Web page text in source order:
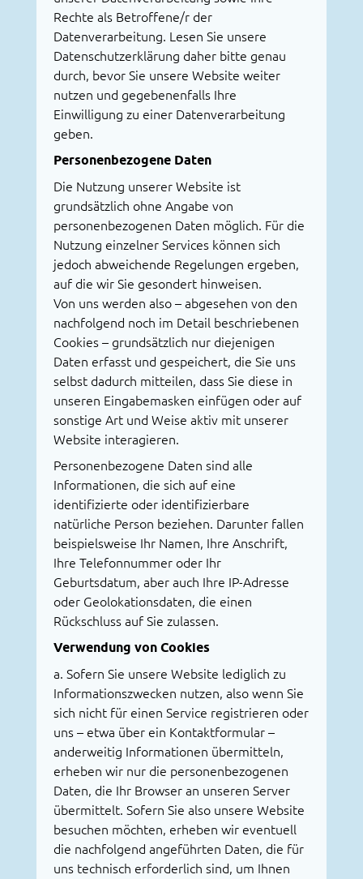
Rechte als Betroffene/r der
Datenverarbeitung. Lesen Sie unsere
Datenschutzerklärung daher bitte genau
durch, bevor Sie unsere Website weiter
nutzen und gegebenenfalls Ihre
Einwilligung zu einer Datenverarbeitung
geben.
Personenbezogene Daten
Die Nutzung unserer Website ist
grundsätzlich ohne Angabe von
personenbezogenen Daten möglich. Für die
Nutzung einzelner Services können sich
jedoch abweichende Regelungen ergeben,
auf die wir Sie gesondert hinweisen.
Von uns werden also – abgesehen von den
nachfolgend noch im Detail beschriebenen
Cookies – grundsätzlich nur diejenigen
Daten erfasst und gespeichert, die Sie uns
selbst dadurch mitteilen, dass Sie diese in
unseren Eingabemasken einfügen oder auf
sonstige Art und Weise aktiv mit unserer
Website interagieren.
Personenbezogene Daten sind alle
Informationen, die sich auf eine
identifizierte oder identifizierbare
natürliche Person beziehen. Darunter fallen
beispielsweise Ihr Namen, Ihre Anschrift,
Ihre Telefonnummer oder Ihr
Geburtsdatum, aber auch Ihre IP-Adresse
oder Geolokationsdaten, die einen
Rückschluss auf Sie zulassen.
Verwendung von Cookies
a. Sofern Sie unsere Website lediglich zu
Informationszwecken nutzen, also wenn Sie
sich nicht für einen Service registrieren oder
uns – etwa über ein Kontaktformular –
anderweitig Informationen übermitteln,
erheben wir nur die personenbezogenen
Daten, die Ihr Browser an unseren Server
übermittelt. Sofern Sie also unsere Website
besuchen möchten, erheben wir eventuell
die nachfolgend angeführten Daten, die für
uns technisch erforderlich sind, um Ihnen